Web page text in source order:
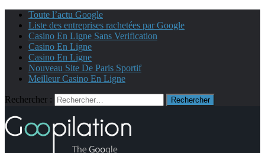
Toute l’actu Google
Liste des entreprises rachetées par Google
Casino En Ligne Sans Verification
Casino En Ligne
Casino En Ligne
Nouveau Site De Paris Sportif
Meilleur Casino En Ligne
Rechercher :